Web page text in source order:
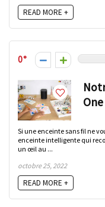
READ MORE +
0
Si une enceinte sans fil ne
enceinte intelligente qui
un œil au ...
octobre 25, 2022
READ MORE +